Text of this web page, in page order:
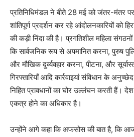
प्रतिनिधिमंडल ने बीते 28 मई को जंतर-मंतर
शांतिपूर्ण प्रदर्शन कर रहे आंदोलनकारियों को
की कड़ी निंदा की है। प्रगतिशील महिला संगठनों
कि सार्वजनिक रूप से अपमानित करना, पुरुष पुलिस
और मौखिक दुर्व्यवहार करना, पीटना, और
गिरफ्तारियाँ आदि कार्रवाइयां संविधान के
निहित प्रावधानों का घोर उल्लंघन करती हैं।
एकत्र होने का अधिकार है।
उन्होंने आगे कहा कि अफसोस की बात है, कि